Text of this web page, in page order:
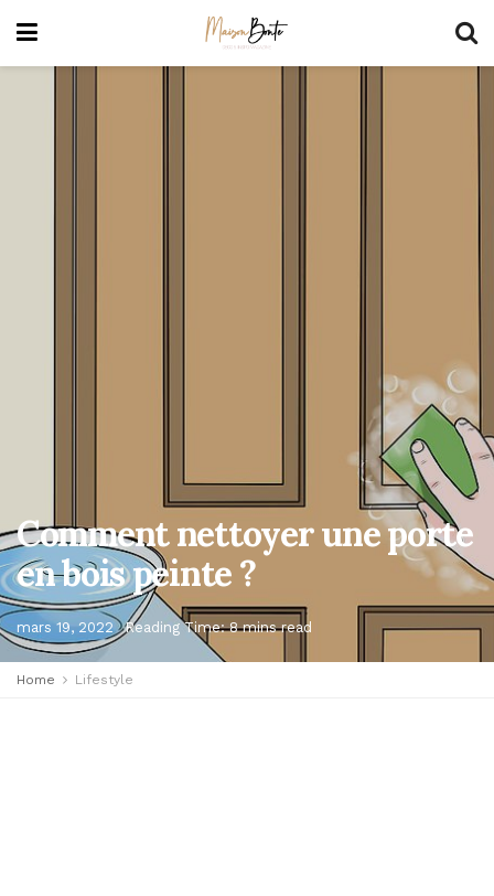
Comment nettoyer une porte
en bois peinte ?
mars 19, 2022 Reading Time: 8 mins read
Home Lifestyle